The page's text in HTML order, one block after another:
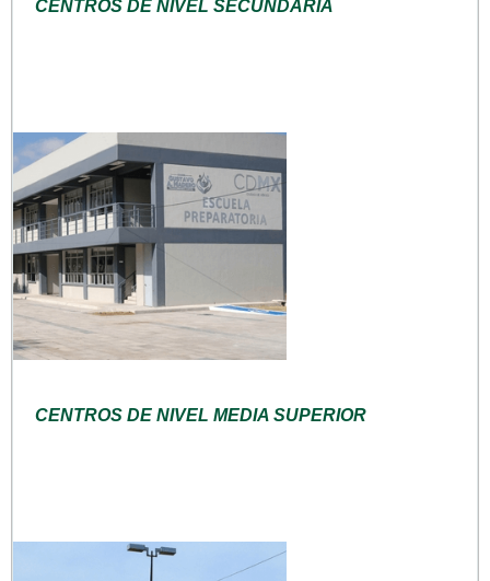
CENTROS DE NIVEL SECUNDARIA
CENTROS DE NIVEL MEDIA SUPERIOR